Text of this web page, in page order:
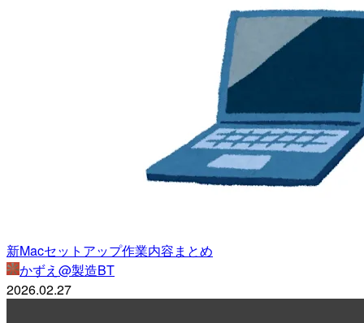
新Macセットアップ作業内容まとめ
かずえ@製造BT
2026.02.27